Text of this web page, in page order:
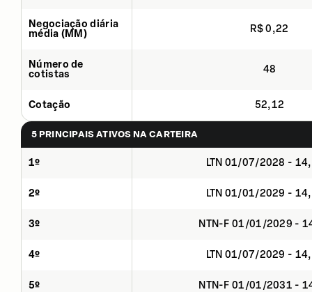
Negociação diária
média (MM)
R$ 0,22
Número de
cotistas
48
Cotação 52,12
5 PRINCIPAIS ATIVOS NA CARTEIRA
1º LTN 01/07/2028 -
2º LTN 01/01/2029 -
3º NTN-F 01/01/2029 -
4º LTN 01/07/2029 -
5º NTN-F 01/01/2031 -